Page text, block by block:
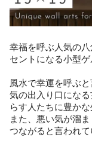
幸福を呼ぶ人気の
セントになる小型ゲ
風水で幸運を呼ぶ
気の出入り口にな
らす人たちに豊か
また、悪い気が溜
つながると言われて